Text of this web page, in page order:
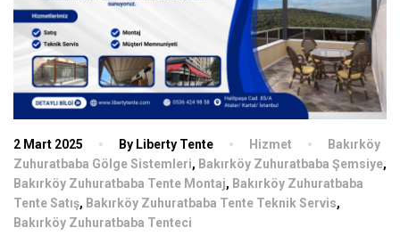
2 Mart 2025 By Liberty Tente Hizmet
Bakırköy
Zuhuratbaba Gölge Sistemleri, Bakırköy Zuhuratbaba Şemsiye,
Bakırköy Zuhuratbaba Tente Montaj, Bakırköy Zuhuratbaba
Tente Satış, Bakırköy Zuhuratbaba Tente Teknik Servis,
Bakırköy Zuhuratbaba Tenteci